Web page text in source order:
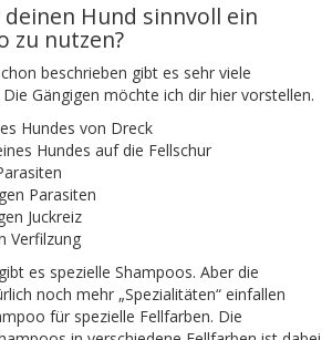
Hund sinnvoll ein
zu nutzen?
beschrieben gibt es sehr viele
Gängigen möchte ich dir hier vorstellen.
Hundes von Dreck
Hundes auf die Fellschur
Parasiten
Juckreiz
Verfilzung
es spezielle Shampoos. Aber die
noch mehr „Spezialitäten“ einfallen
für spezielle Fellfarben. Die